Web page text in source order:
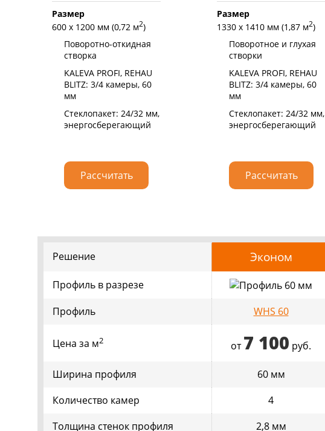
Размер
600 х 1200 мм (0,72 м2)
Поворотно-откидная
створка
KALEVA PROFI, REHAU
BLITZ: 3/4 камеры, 60
мм
Стеклопакет: 24/32 мм,
энергосберегающий
Рассчитать
Размер
1330 х 1410 мм (1,87 м2)
Поворотное и глухая
створки
KALEVA PROFI, REHAU
BLITZ: 3/4 камеры, 60
мм
Стеклопакет: 24/32 мм,
энергосберегающий
Рассчитать
Решение Эконом
Профиль в разрезе
Профиль
WHS 60
Цена за м2 от7 100 руб.
Ширина профиля 60 мм
Количество камер
4
Толщина стенок профиля
2,8 мм